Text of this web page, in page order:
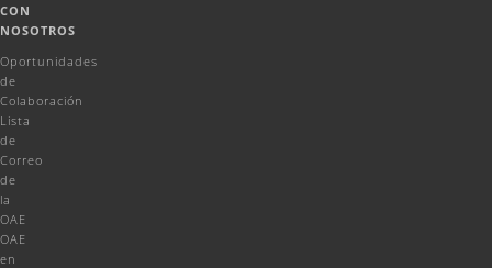
CON
NOSOTROS
Oportunidades
de
Colaboración
Lista
de
Correo
de
la
OAE
OAE
en